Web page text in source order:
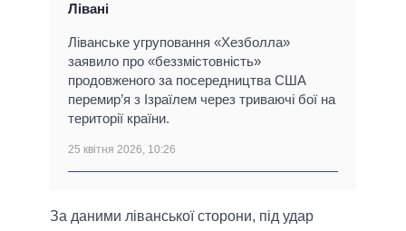
Лівані
Ліванське угруповання «Хезболла»
заявило про «беззмістовність»
продовженого за посередництва США
перемир’я з Ізраїлем через триваючі бої на
території країни.
25 квітня 2026, 10:26
За даними ліванської сторони, під удар